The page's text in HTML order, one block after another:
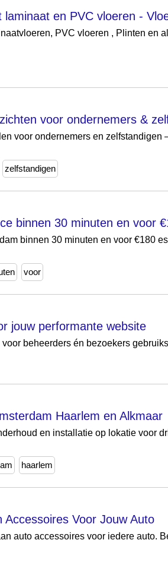
en PVC vloeren -
PVC vloeren , Plinten en
voor ondernemers &
voor ondernemers en
zelfstandigen
binnen 30 minuten en voor
binnen 30 minuten en voor €180
voor
jouw performante website
beheerders én bezoekers
Haarlem en Alkmaar
en installatie op lokatie voor
haarlem
Accessoires Voor Jouw Auto
auto accessoires voor iedere auto.